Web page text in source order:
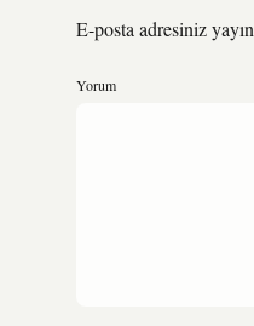
E-posta adresiniz
Yorum